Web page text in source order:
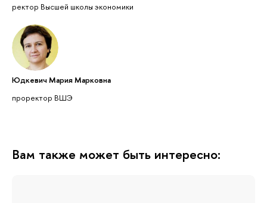
ректор Высшей школы экономики
Юдкевич Мария Марковна
проректор ВШЭ
Вам также может быть интересно: